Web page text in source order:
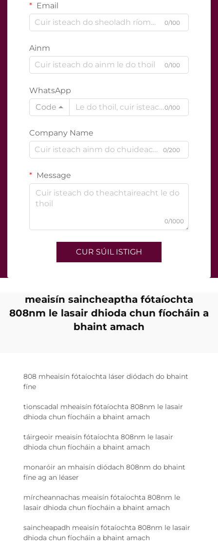
Email
0/100
Ainm
0/100
WhatsApp
Code
0/100
Company Name
0/200
Message
0/1000
CUR SÚIL ISTIGH
meaisín saincheaptha fótaíochta
808nm le lasair dhioda chun fíocháin a
bhaint amach
808 mheaisín fótaíochta láser diódach do bhaint
fíne
tionscadal mheaisín fótaíochta 808nm le lasair
dhioda chun fíocháin a bhaint amach
táirgeoir meaisín fótaíochta 808nm le lasair
dhioda chun fíocháin a bhaint amach
monaróir an mhaisín diódach 808nm do bhaint
fíne ag an léaser
mírcheannachas meaisín fótaíochta 808nm le
lasair dhioda chun fíocháin a bhaint amach
saincheapadh meaisín fótaíochta 808nm le lasair
dhioda chun fíocháin a bhaint amach